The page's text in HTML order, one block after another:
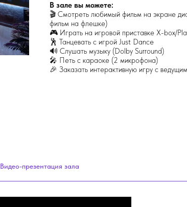
В зале вы можете:
🎬 Смотреть любимый фильм на экране
фильм на флешке)
🎮 Играть на игровой приставке X-box/
🕺 Танцевать с игрой Just Dance
🔊 Слушать музыку (Dolby Surround)
🎤 Петь с караоке (2 микрофона)
🎉 Заказать интерактивную игру с ведущим
Видео-презентация зала